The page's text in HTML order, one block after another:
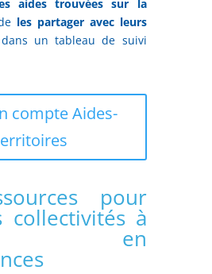
aides trouvées sur la
les partager avec leurs
dans un tableau de suivi
compte Aides-
pour
collectivités à
en